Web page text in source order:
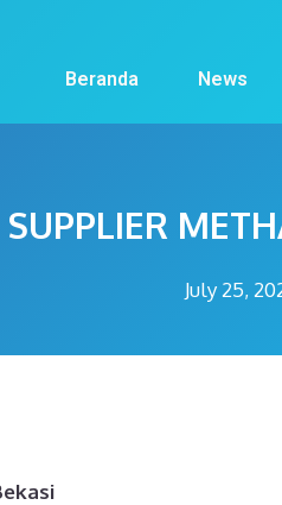
Beranda News
SUPPLIER
July 25,